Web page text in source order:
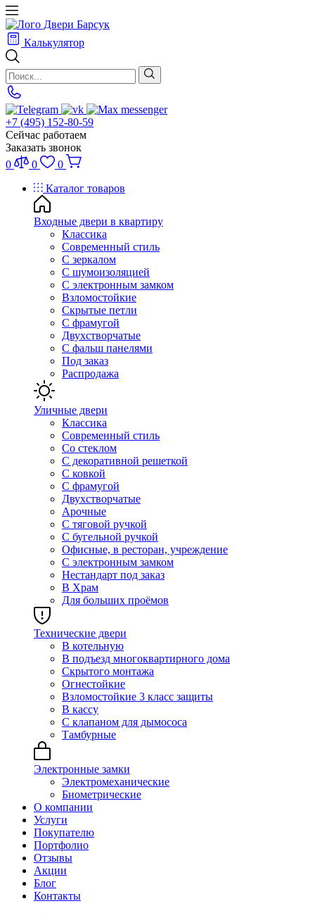
Калькулятор
+7 (495) 152-80-59
Сейчас работаем
Заказать звонок
0
0
0
Каталог товаров
Входные двери в квартиру
Классика
Современный стиль
С зеркалом
С шумоизоляцией
С электронным замком
Взломостойкие
Скрытые петли
С фрамугой
Двухстворчатые
С фальш панелями
Под заказ
Распродажа
Уличные двери
Классика
Современный стиль
Со стеклом
С декоративной решеткой
С ковкой
С фрамугой
Двухстворчатые
Арочные
С тяговой ручкой
С бугельной ручкой
Офисные, в ресторан, учреждение
С электронным замком
Нестандарт под заказ
В Храм
Для больших проёмов
Технические двери
В котельную
В подъезд многоквартирного дома
Скрытого монтажа
Огнестойкие
Взломостойкие 3 класс защиты
В кассу
С клапаном для дымососа
Тамбурные
Электронные замки
Электромеханические
Биометрические
О компании
Услуги
Покупателю
Портфолио
Отзывы
Акции
Блог
Контакты